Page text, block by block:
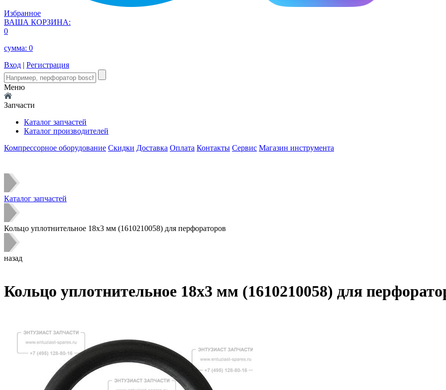
Избранное
ВАША КОРЗИНА:
0
сумма: 0
Вход | Регистрация
Меню
Запчасти
Каталог запчастей
Каталог производителей
Компрессорное оборудование Скидки Доставка Оплата Контакты Сервис Магазин инструмента
Каталог запчастей
Кольцо уплотнительное 18x3 мм (1610210058) для перфораторов
назад
Кольцо уплотнительное 18x3 мм (1610210058) для